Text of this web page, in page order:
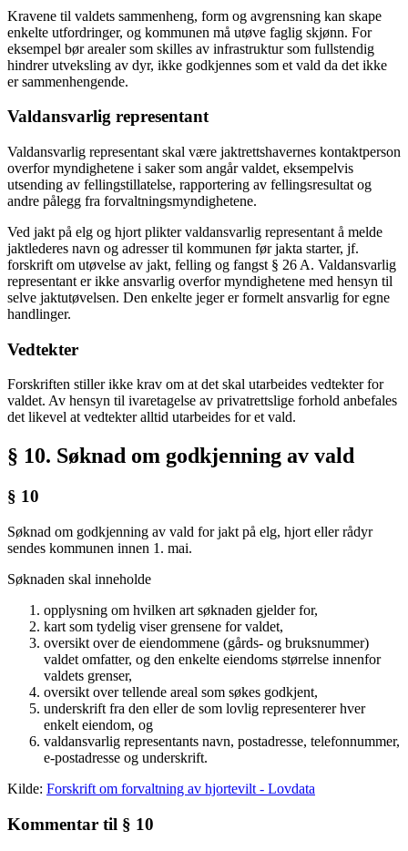
Kravene til valdets sammenheng, form og avgrensning kan skape
enkelte utfordringer, og kommunen må utøve faglig skjønn. For
eksempel bør arealer som skilles av infrastruktur som fullstendig
hindrer utveksling av dyr, ikke godkjennes som et vald da det ikke
er sammenhengende.
Valdansvarlig representant
Valdansvarlig representant skal være jaktrettshavernes kontaktperson
overfor myndighetene i saker som angår valdet, eksempelvis
utsending av fellingstillatelse, rapportering av fellingsresultat og
andre pålegg fra forvaltningsmyndighetene.
Ved jakt på elg og hjort plikter valdansvarlig representant å melde
jaktlederes navn og adresser til kommunen før jakta starter, jf.
forskrift om utøvelse av jakt, felling og fangst § 26 A. Valdansvarlig
representant er ikke ansvarlig overfor myndighetene med hensyn til
selve jaktutøvelsen. Den enkelte jeger er formelt ansvarlig for egne
handlinger.
Vedtekter
Forskriften stiller ikke krav om at det skal utarbeides vedtekter for
valdet. Av hensyn til ivaretagelse av privatrettslige forhold anbefales
det likevel at vedtekter alltid utarbeides for et vald.
§ 10. Søknad om godkjenning av vald
§ 10
Søknad om godkjenning av vald for jakt på elg, hjort eller rådyr
sendes kommunen innen 1. mai.
Søknaden skal inneholde
opplysning om hvilken art søknaden gjelder for,
kart som tydelig viser grensene for valdet,
oversikt over de eiendommene (gårds- og bruksnummer)
valdet omfatter, og den enkelte eiendoms størrelse innenfor
valdets grenser,
oversikt over tellende areal som søkes godkjent,
underskrift fra den eller de som lovlig representerer hver
enkelt eiendom, og
valdansvarlig representants navn, postadresse, telefonnummer,
e-postadresse og underskrift.
Kilde: Forskrift om forvaltning av hjortevilt - Lovdata
Kommentar til § 10